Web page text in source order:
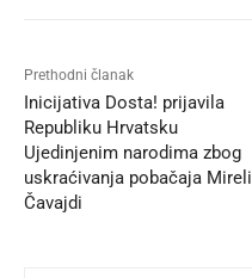
Prethodni članak
Inicijativa Dosta! prijavila
Republiku Hrvatsku
Ujedinjenim narodima zbog
uskraćivanja pobačaja Mireli
Čavajdi